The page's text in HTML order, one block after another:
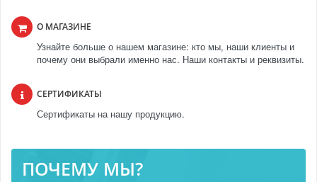
О МАГАЗИНЕ
Узнайте больше о нашем магазине: кто мы, наши клиенты и
почему они выбрали именно нас. Наши контакты и реквизиты.
СЕРТИФИКАТЫ
Сертификаты на нашу продукцию.
ПОЧЕМУ МЫ?